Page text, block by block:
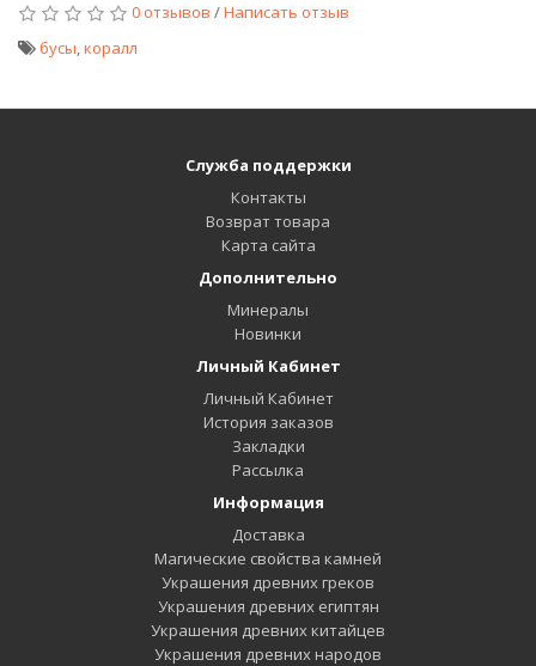
0 отзывов /Написать отзыв
бусы,коралл
Служба поддержки
Контакты
Возврат товара
Карта сайта
Дополнительно
Минералы
Новинки
Личный Кабинет
Личный Кабинет
История заказов
Закладки
Рассылка
Информация
Доставка
Магические свойства камней
Украшения древних греков
Украшения древних египтян
Украшения древних китайцев
Украшения древних народов